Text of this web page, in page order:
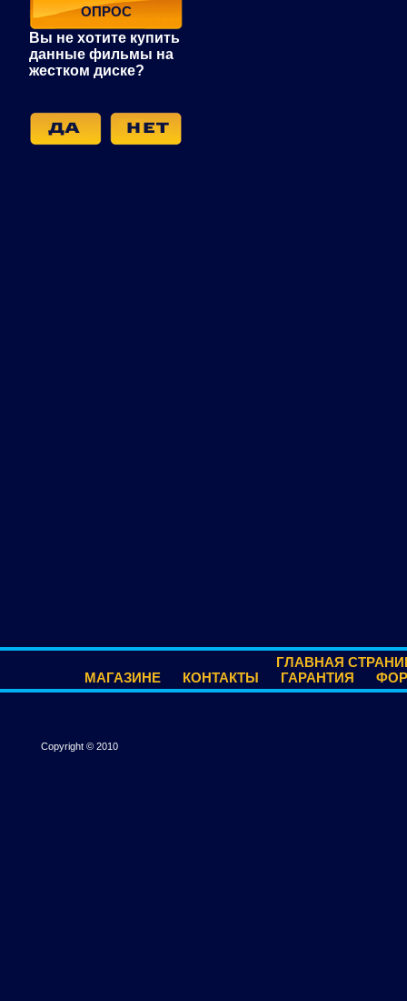
ОПРОС
Вы не хотите купить
данные фильмы на
жестком диске?
ГЛАВНАЯ
МАГАЗИНЕ
КОНТАКТЫ ГАРАНТИЯ
Copyright © 2010